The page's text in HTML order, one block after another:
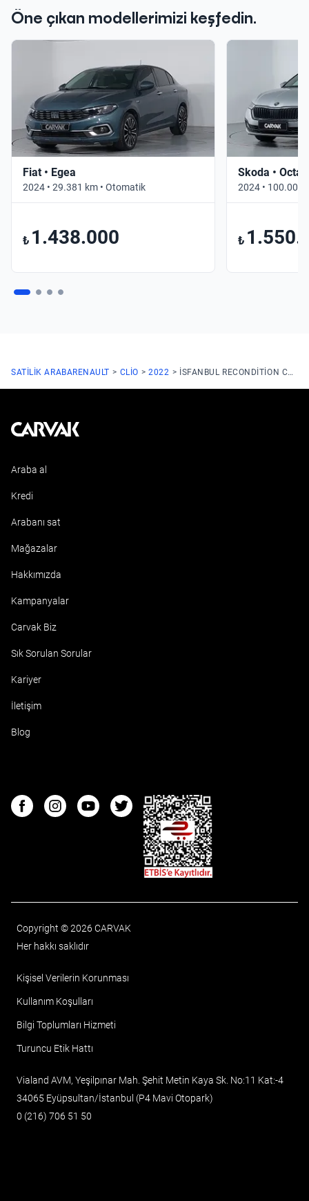
Öne çıkan modellerimizi keşfedin.
Fiat • Egea
2024 • 29.381 km • Otomatik
₺ 1.438.000
Skoda •
2024 • 100.000
₺
SATILIK ARABARENAULT CLIO 2022 ISFANBUL RECONDITION CENTER
Kavak
Araba al
Kredi
Arabanı sat
Mağazalar
Hakkımızda
Kampanyalar
Carvak Biz
Sık Sorulan Sorular
Kariyer
İletişim
Blog
FacebookInstagramYoutubeTwitter
ETBIS
Copyright © 2026 CARVAK
Her hakkı saklıdır
Kişisel Verilerin Korunması
Kullanım Koşulları
Bilgi Toplumları Hizmeti
Turuncu Etik Hattı
Vialand AVM, Yeşilpınar Mah. Şehit Metin Kaya Sk. No:11 Kat:-4
34065 Eyüpsultan/İstanbul (P4 Mavi Otopark)
0 (216) 706 51 50